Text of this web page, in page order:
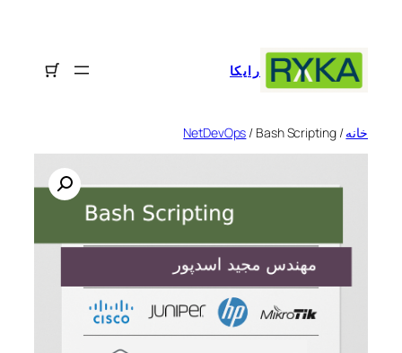
رایکا
خانه/
NetDevOps / Bash Scripting